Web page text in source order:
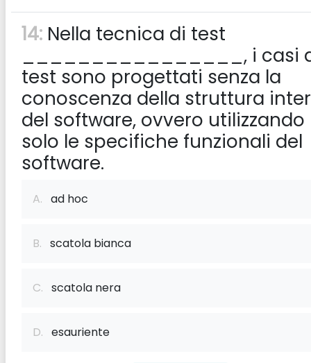
14: Nella tecnica di test
________________, i casi
test sono progettati senza la
conoscenza della struttura
del software, ovvero utilizzando
solo le specifiche funzionali del
software.
A. ad hoc
B. scatola bianca
C. scatola nera
D. esauriente